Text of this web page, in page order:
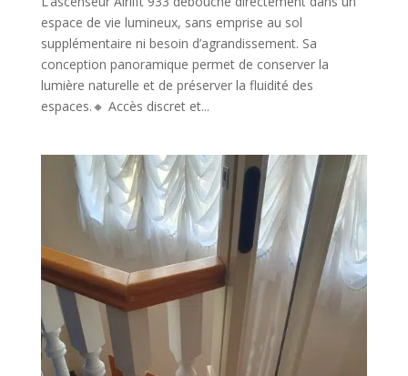
espace de vie lumineux, sans emprise au sol
supplémentaire ni besoin d’agrandissement. Sa
conception panoramique permet de conserver la
lumière naturelle et de préserver la fluidité des
espaces.🔸 Accès discret et...